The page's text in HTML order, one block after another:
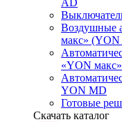
Воздушные
макс» (YON
«YON
YON MD
Готовые
Скачать каталог